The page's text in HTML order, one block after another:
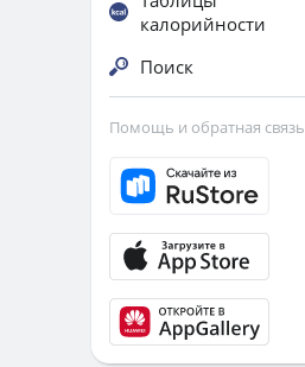
калорийности
Поиск
Помощь и обратная связь